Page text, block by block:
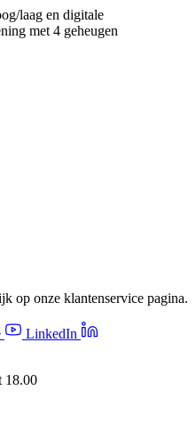
laag en digitale
met 4 geheugen
op onze klantenservice pagina.
LinkedIn
18.00